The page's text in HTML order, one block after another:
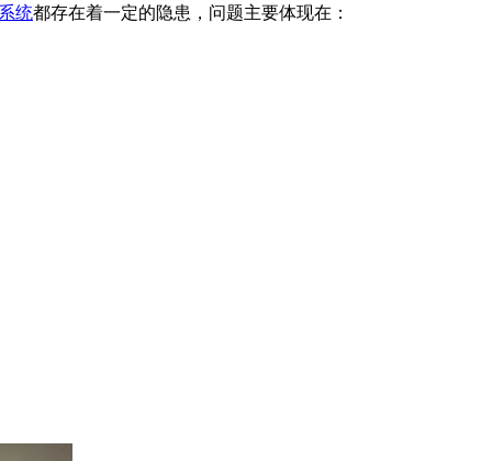
统都存在着一定的隐患，问题主要体现在：